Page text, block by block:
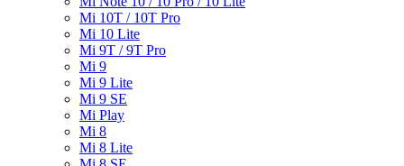
Mi 10T / 10T Pro
Mi 10 Lite
Mi 9T / 9T Pro
Mi 9
Mi 9 Lite
Mi 9 SE
Mi Play
Mi 8
Mi 8 Lite